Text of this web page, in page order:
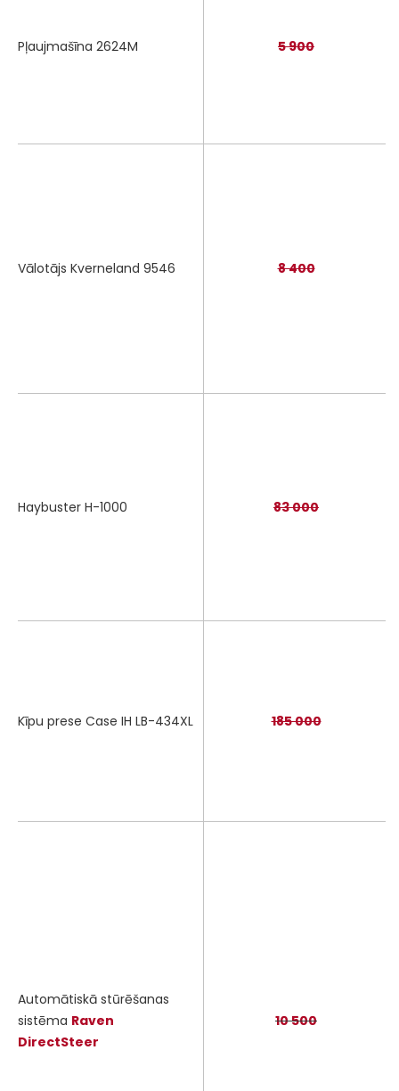
Pļaujmašīna 2624M 5 900
Vālotājs Kverneland 9546 8 400
Haybuster H-1000 83 000
Kīpu prese Case IH LB-434XL 185 000
Automātiskā stūrēšanas
sistēma Raven
DirectSteer
10 500